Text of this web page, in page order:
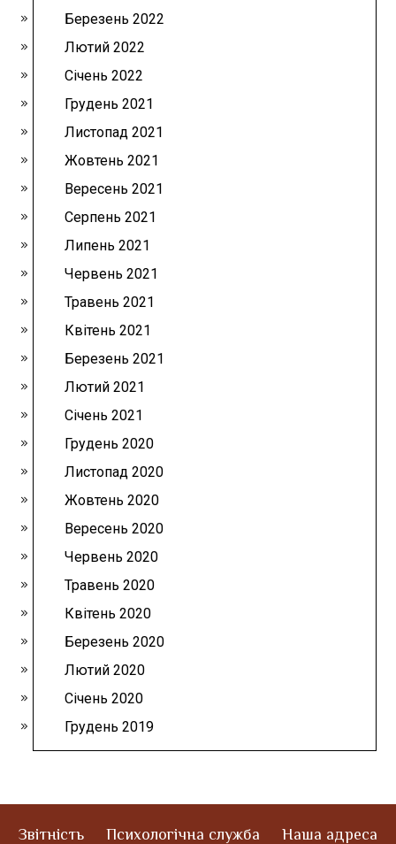
Березень 2022
Лютий 2022
Січень 2022
Грудень 2021
Листопад 2021
Жовтень 2021
Вересень 2021
Серпень 2021
Липень 2021
Червень 2021
Травень 2021
Квітень 2021
Березень 2021
Лютий 2021
Січень 2021
Грудень 2020
Листопад 2020
Жовтень 2020
Вересень 2020
Червень 2020
Травень 2020
Квітень 2020
Березень 2020
Лютий 2020
Січень 2020
Грудень 2019
Звітність Психологічна служба Наша адреса